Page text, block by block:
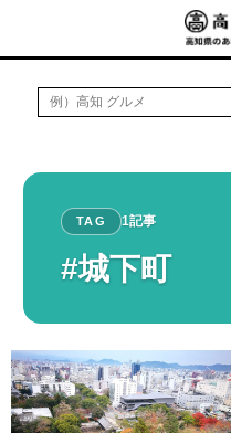
TAG 1記事
#城下町